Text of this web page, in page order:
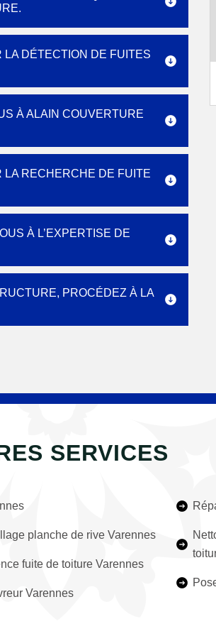
DÉTECTION DE FUITES
À ALAIN COUVERTURE
RECHERCHE DE FUITE
À L’EXPERTISE DE
PROCÉDEZ À LA
SERVICES
planche de rive Varennes
fuite de toiture Varennes
Varennes